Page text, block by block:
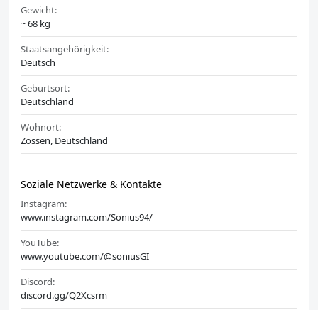
Gewicht:
~ 68 kg
Staatsangehörigkeit:
Deutsch
Geburtsort:
Deutschland
Wohnort:
Zossen, Deutschland
Soziale Netzwerke & Kontakte
Instagram:
www.instagram.com/Sonius94/
YouTube:
www.youtube.com/@soniusGI
Discord:
discord.gg/Q2Xcsrm